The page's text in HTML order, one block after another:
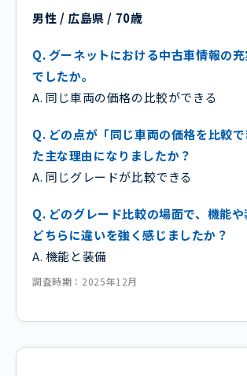
男性 / 広島県 / 70歳
Q. グーネットにおける中古車情報の
でしたか。
A. 同じ車両の価格の比較ができる
Q. どの点が「同じ車両の価格を比較
た主な理由になりましたか？
A. 同じグレードが比較できる
Q. どのグレード比較の場面で、機能
どちらに違いを強く感じましたか？
A. 機能と装備
調査時期：2025年12月